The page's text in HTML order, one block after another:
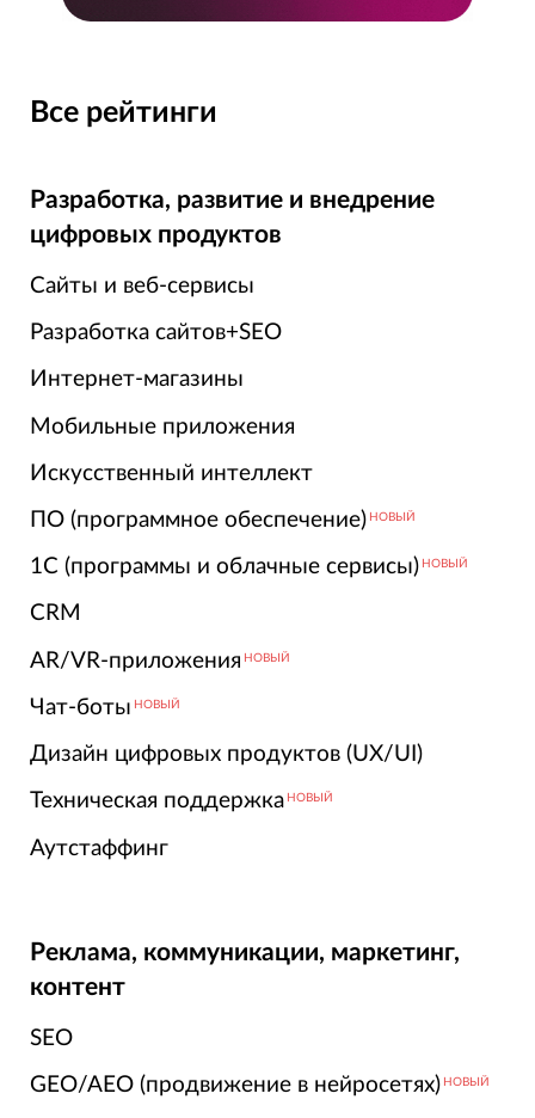
Все рейтинги
Разработка, развитие и внедрение
цифровых продуктов
Сайты и веб-сервисы
Разработка сайтов+SEO
Интернет-магазины
Мобильные приложения
Искусственный интеллект
ПО (программное обеспечение) НОВЫЙ
1С (программы и облачные сервисы) НОВЫЙ
CRM
AR/VR-приложения НОВЫЙ
Чат-боты НОВЫЙ
Дизайн цифровых продуктов (UX/UI)
Техническая поддержка НОВЫЙ
Аутстаффинг
Реклама, коммуникации, маркетинг,
контент
SEO
GEO/AEO (продвижение в нейросетях) НОВЫЙ